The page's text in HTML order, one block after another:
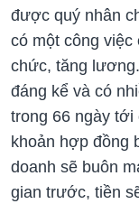
được quý nhân
có một công
chức, tăng
đáng kể và có
trong 66 ngày
khoản hợp đồng
doanh sẽ buôn
gian trước, tiền